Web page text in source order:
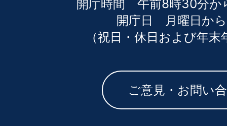
開庁時間 午前8時30分か
開庁日 月曜日か
（祝日・休日および年
ご意見・お問い